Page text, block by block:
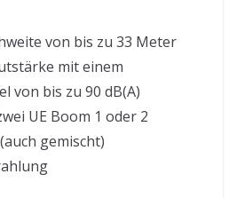
von bis zu 33 Meter
mit einem
von bis zu 90 dB(A)
UE Boom 1 oder 2
gemischt)